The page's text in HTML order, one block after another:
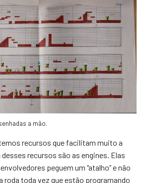
a mão.
recursos que facilitam muito a
recursos são as engines. Elas
peguem um “atalho” e não
roda toda vez que estão programando